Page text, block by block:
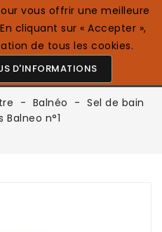
vous offrir une meilleure
cliquant sur « Accepter »,
de tous les cookies.
D'INFORMATIONS
0
Balnéo
Sel de bain
n°1